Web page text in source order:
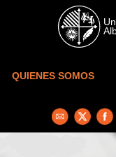
Skip to main content
QUIENES SOMOS